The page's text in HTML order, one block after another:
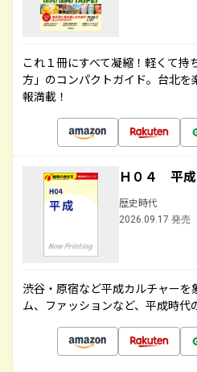
これ１冊にすべて凝縮！軽くて持
方」のコンパクトガイド。台北
報満載！
Ｈ０４ 平成
歴史時代
2026.09.17 発売
渋谷・原宿など平成カルチャー
ム、ファッションなど、平成時代